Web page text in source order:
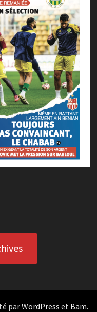
parWordPress et Bam.